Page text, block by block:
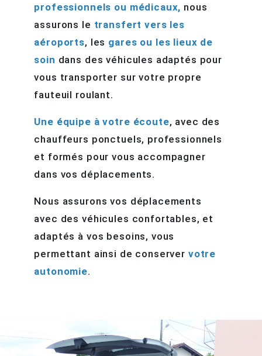
professionnels ou médicaux, nous
assurons le transfert vers les
aéroports, les gares ou les lieux de
soin dans des véhicules adaptés pour
vous transporter sur votre propre
fauteuil roulant.
Une équipe à votre écoute, avec des
chauffeurs ponctuels, professionnels
et formés pour vous accompagner
dans vos déplacements.
Nous assurons vos déplacements
avec des véhicules confortables, et
adaptés à vos besoins, vous
permettant ainsi de conserver votre
autonomie.